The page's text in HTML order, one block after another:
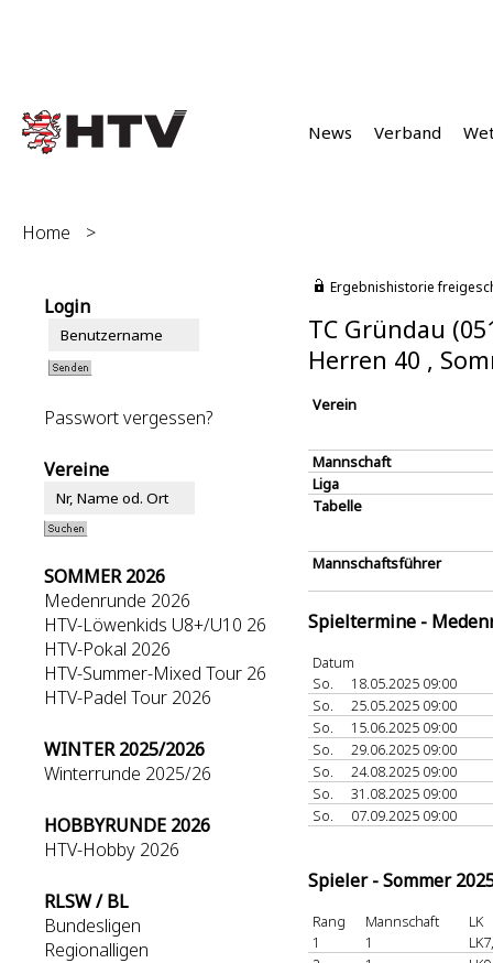
News Verband
Home >
Login
Passwort vergessen?
Vereine
SOMMER 2026
Medenrunde 2026
HTV-Löwenkids U8+/U10 26
HTV-Pokal 2026
HTV-Summer-Mixed Tour 26
HTV-Padel Tour 2026
WINTER 2025/2026
Winterrunde 2025/26
HOBBYRUNDE 2026
HTV-Hobby 2026
RLSW / BL
Bundesligen
Regionalligen
Ergebnishistorie
TC Gründau
Herren 40 ,
Verein
Mannschaft
Liga
Tabelle
Mannschaftsführer
Spieltermine -
Datum
So.
18.05.2025 09:00
So.
25.05.2025 09:00
So.
15.06.2025 09:00
So.
29.06.2025 09:00
So.
24.08.2025 09:00
So.
31.08.2025 09:00
So.
07.09.2025 09:00
Spieler - Sommer
Rang Mannschaft
LK
1
1